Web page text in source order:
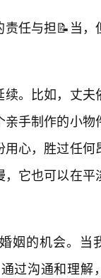
任与担📝当，
。比如，丈夫
手制作的小物
心，胜过任何
它也可以在平
姻的机会。当
过沟通和理解